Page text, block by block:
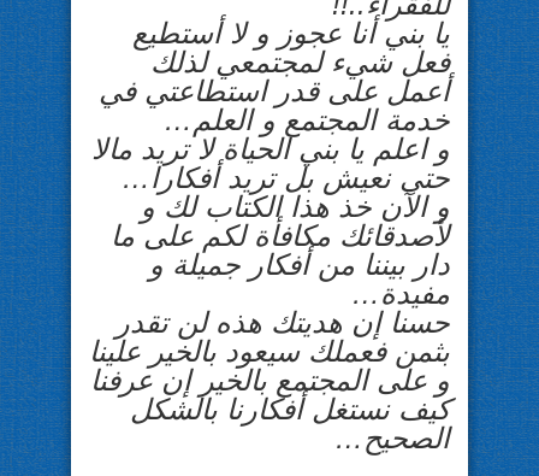
يا بني أنا عجوز و لا أستطيع
فعل شيء لمجتمعي لذلك
أعمل على قدر استطاعتي في
خدمة المجتمع و العلم…
و اعلم يا بني الحياة لا تريد مالا
حتى نعيش بل تريد أفكارا…
و الآن خذ هذا الكتاب لك و
لأصدقائك مكافأة لكم على ما
دار بيننا من أفكار جميلة و
مفيدة…
حسنا إن هديتك هذه لن تقدر
بثمن فعملك سيعود بالخير علينا
و على المجتمع بالخير إن عرفنا
كيف نستغل أفكارنا بالشكل
الصحيح…